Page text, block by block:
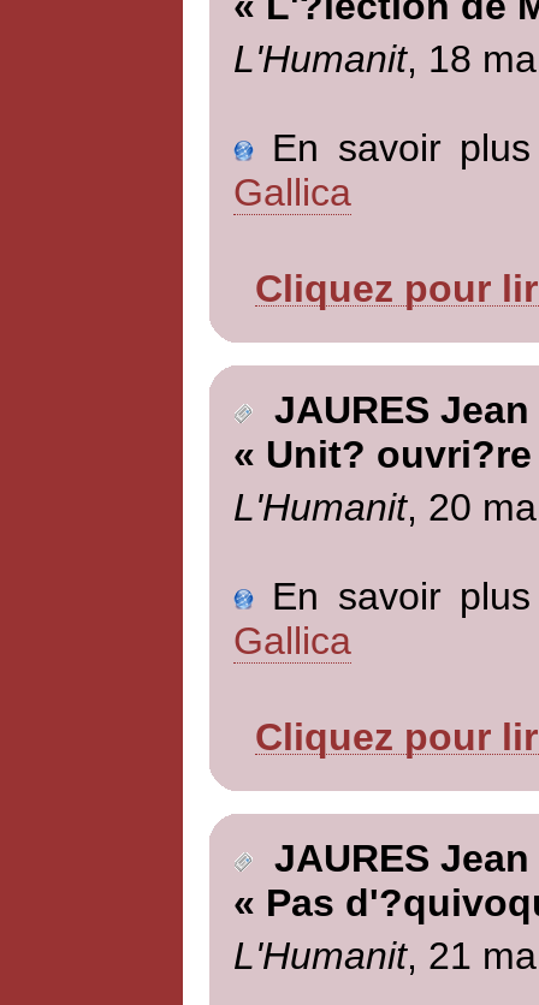
L'Humanit, 18
En savoir
Gallica
Cliquez pour
JAURES Jean
« Unit? ouvri?re
L'Humanit, 20
En savoir
Gallica
Cliquez pour
JAURES Jean
« Pas
L'Humanit, 21